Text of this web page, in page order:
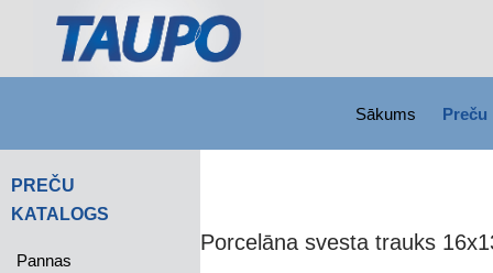
Sākums Preču
Porcelāna svesta trauks
PREČU
KATALOGS
Pannas